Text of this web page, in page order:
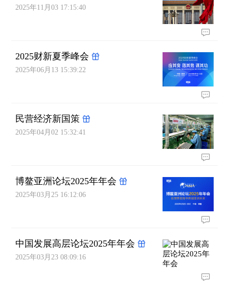
2025年11月03 17:15:40
2025财新夏季峰会
2025年06月13 15:39:22
民营经济新国策
2025年04月02 15:32:41
博鳌亚洲论坛2025年年会
2025年03月25 16:12:06
中国发展高层论坛2025年年会
2025年03月23 08:09:16